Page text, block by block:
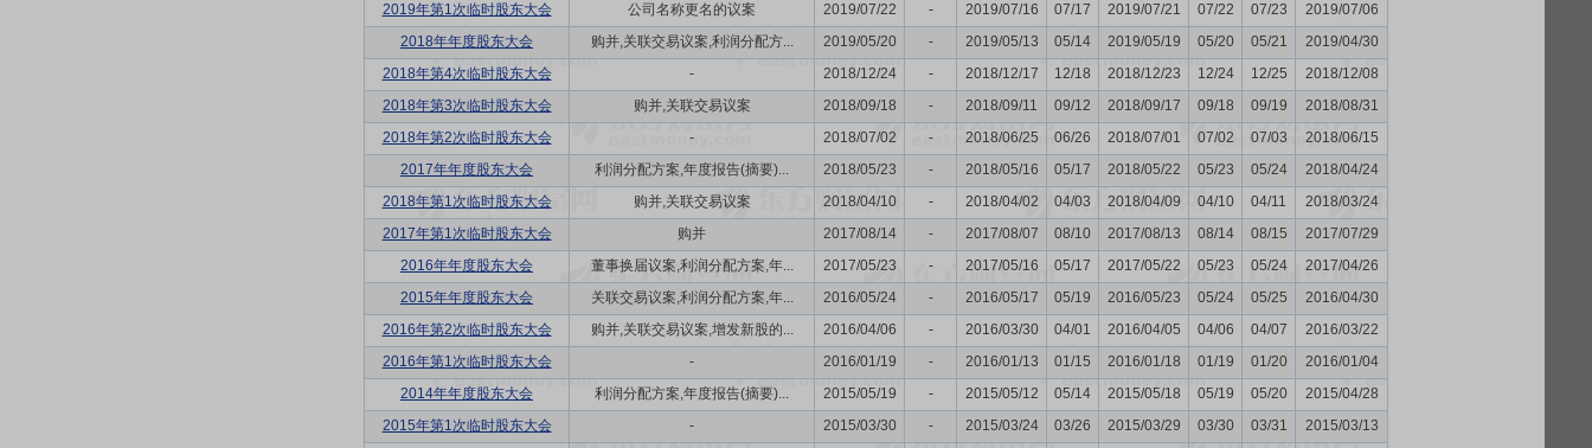
2019年第1次临时股东大会
公司名称更名的议案 2019/07/22 - 2019/07/16 07/17 2019/07/21 07/22 07/23
2019/07/06
2018年年度股东大会
购并,关联交易议案,利润分配方... 2019/05/20 - 2019/05/13 05/14 2019/05/19 05/20 05/21
2019/04/30
2018年第4次临时股东大会
- 2018/12/24 - 2018/12/17 12/18 2018/12/23 12/24 12/25
2018/12/08
2018年第3次临时股东大会
购并,关联交易议案 2018/09/18 - 2018/09/11 09/12 2018/09/17 09/18 09/19
2018/08/31
2018年第2次临时股东大会
- 2018/07/02 - 2018/06/25 06/26 2018/07/01 07/02 07/03
2018/06/15
2017年年度股东大会
利润分配方案,年度报告(摘要)... 2018/05/23 - 2018/05/16 05/17 2018/05/22 05/23 05/24
2018/04/24
2018年第1次临时股东大会
购并,关联交易议案 2018/04/10 - 2018/04/02 04/03 2018/04/09 04/10 04/11
2018/03/24
2017年第1次临时股东大会
购并 2017/08/14 - 2017/08/07 08/10 2017/08/13 08/14 08/15
2017/07/29
2016年年度股东大会
董事换届议案,利润分配方案,年... 2017/05/23 - 2017/05/16 05/17 2017/05/22 05/23 05/24
2017/04/26
2015年年度股东大会
关联交易议案,利润分配方案,年... 2016/05/24 - 2016/05/17 05/19 2016/05/23 05/24 05/25
2016/04/30
2016年第2次临时股东大会
购并,关联交易议案,增发新股的... 2016/04/06 - 2016/03/30 04/01 2016/04/05 04/06 04/07
2016/03/22
2016年第1次临时股东大会
- 2016/01/19 - 2016/01/13 01/15 2016/01/18 01/19 01/20
2016/01/04
2014年年度股东大会
利润分配方案,年度报告(摘要)... 2015/05/19 - 2015/05/12 05/14 2015/05/18 05/19 05/20
2015/04/28
2015年第1次临时股东大会
- 2015/03/30 - 2015/03/24 03/26 2015/03/29 03/30 03/31
2015/03/13